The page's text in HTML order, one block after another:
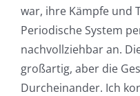
war, ihre Kämpfe und
Periodische System
nachvollziehbar an.
großartig, aber die
Durcheinander. Ich